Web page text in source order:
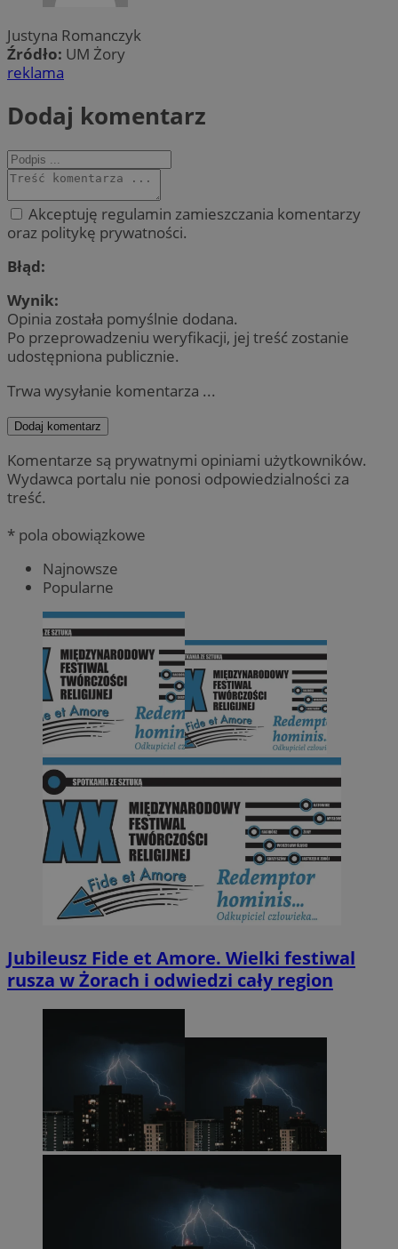
Justyna Romanczyk
Źródło: UM Żory
reklama
Dodaj komentarz
Akceptuję regulamin zamieszczania komentarzy
oraz politykę prywatności.
Błąd:
Wynik:
Opinia została pomyślnie dodana.
Po przeprowadzeniu weryfikacji, jej treść zostanie
udostępniona publicznie.
Trwa wysyłanie komentarza ...
Dodaj komentarz
Komentarze są prywatnymi opiniami użytkowników.
Wydawca portalu nie ponosi odpowiedzialności za
treść.
* pola obowiązkowe
Najnowsze
Popularne
Jubileusz Fide et Amore. Wielki festiwal
rusza w Żorach i odwiedzi cały region